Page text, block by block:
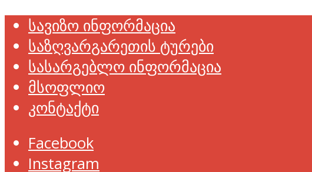
სავიზო ინფორმაცია
საზღვარგარეთის ტურები
სასარგებლო ინფორმაცია
მსოფლიო
კონტაქტი
Facebook
Instagram